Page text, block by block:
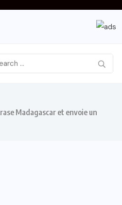
Madagascar et envoie un